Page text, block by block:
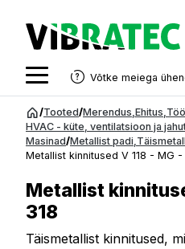
Hüppa
juurde
Võtke meiega
/Tooted/Merendus Ehitus
HVAC - küte, ventilatsioon ja
Masinad/Metallist padi
Metallist kinnitused V 118 - MG -
Metallist
318
Täismetallist kinnitused,